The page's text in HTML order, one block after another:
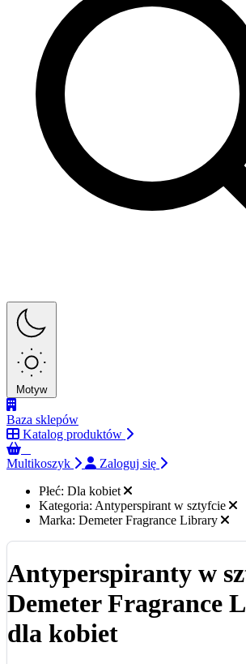
Motyw
Baza sklepów
Katalog produktów
Multikoszyk
Zaloguj się
Płeć: Dla kobiet
Kategoria: Antyperspirant w sztyfcie
Marka: Demeter Fragrance Library
Antyperspiranty w
Demeter Fragrance
dla kobiet